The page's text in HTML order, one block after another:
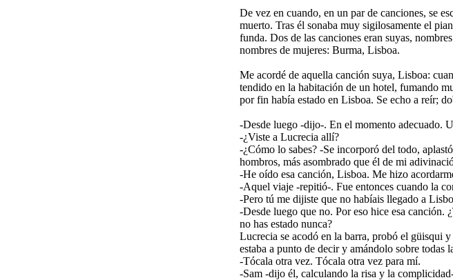
De vez en cuando, en un par de canciones, se
muerto. Tras él sonaba muy sigilosamente el
funda. Dos de las canciones eran suyas,
nombres de mujeres: Burma, Lisboa.
Me acordé de aquella canción suya, Lisboa:
tendido en la habitación de un hotel, fumando
por fin había estado en Lisboa. Se echo a reír;
-Desde luego -dijo-. En el momento adecuado.
-¿Viste a Lucrecia allí?
-¿Cómo lo sabes? -Se incorporó del todo,
hombros, más asombrado que él de mi
-He oído esa canción, Lisboa. Me hizo
-Aquel viaje -repitió-. Fue entonces cuando la
-Pero tú me dijiste que no habíais llegado a
-Desde luego que no. Por eso hice esa canción.
no has estado nunca?
Lucrecia se acodó en la barra, probó el güisqui
estaba a punto de decir y amándolo sobre todas
-Tócala otra vez. Tócala otra vez para mí.
-Sam -dijo él, calculando la risa y la